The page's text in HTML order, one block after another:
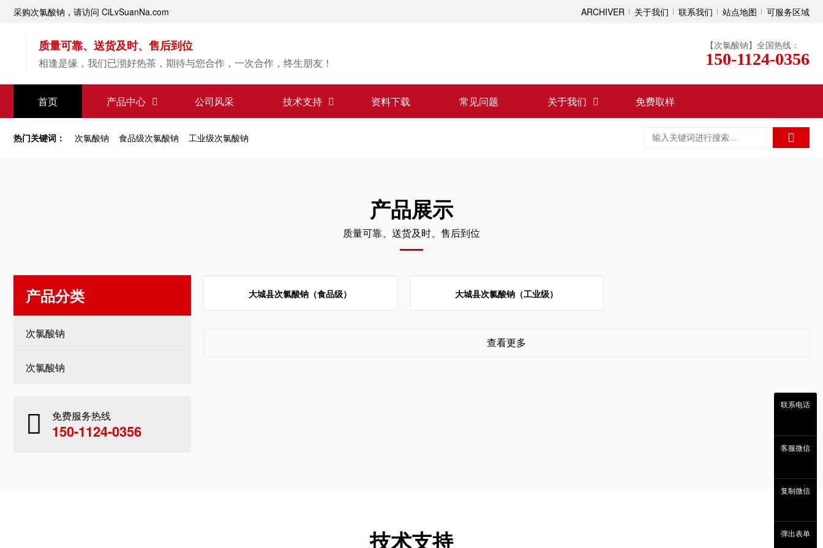
采购次氯酸钠，请访问 CiLvSuanNa.com ARCHIVER 关于我们 联系我们 站点地图 可服务区域
质量可靠、送货及时、售后到位
相逢是缘，我们已沏好热茶，期待与您合作，一次合作，终生朋友！
【次氯酸钠】全国热线：
150-1124-0356
首页 产品中心 公司风采 技术支持 资料下载 常见问题 关于我们 免费取样
【次氯酸钠】源头直供
专业经验，值得信赖
热门关键词： 次氯酸钠 食品级次氯酸钠 工业级次氯酸钠
产品展示
质量可靠、送货及时、售后到位
产品分类
次氯酸钠
次氯酸钠
免费服务热线
150-1124-0356
大城县次氯酸钠（食品级） 大城县次氯酸钠（工业级）
查看更多
技术支持
联系电话
客服微信
复制微信
弹出表单